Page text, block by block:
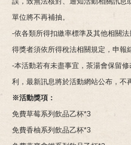
單位將不再補抽。
-依各類所得扣繳率標準及其他相關
得獎者須依所得稅法相關規定，申報
-本活動若有未盡事宜，茶湯會保留
利，最新訊息將於活動網站公布，不
※活動獎項：
免費草莓系列飲品乙杯*3
免費香柚系列飲品乙杯*3